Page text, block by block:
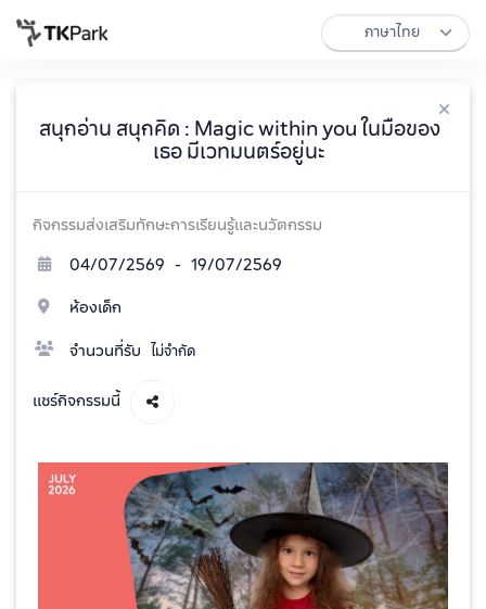
สนุกอ่าน สนุกคิด : Magic within you ในมือของ
เธอ มีเวทมนตร์อยู่นะ
กิจกรรมส่งเสริมทักษะการเรียนรู้และนวัตกรรม
04/07/2569 - 19/07/2569
ห้องเด็ก
จำนวนที่รับ ไม่จำกัด
แชร์กิจกรรมนี้